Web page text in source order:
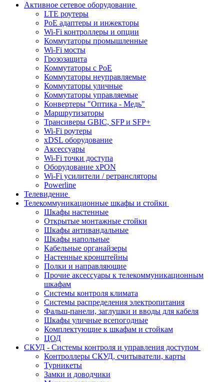
Активное сетевое оборудование
LTE роутеры
PoE адаптеры и инжекторы
Wi-Fi контроллеры и опции
Коммутаторы промышленные
Wi-Fi мосты
Грозозащита
Коммутаторы c PoE
Коммутаторы неуправляемые
Коммутаторы уличные
Коммутаторы управляемые
Конвертеры "Оптика - Медь"
Маршрутизаторы
Трансиверы GBIC, SFP и SFP+
Wi-Fi роутеры
xDSL оборудование
Аксессуары
Wi-Fi точки доступа
Оборудование хPON
Wi-Fi усилители / ретрансляторы
Powerline
Телевидение
Телекоммуникационные шкафы и стойки
Шкафы настенные
Открытые монтажные стойки
Шкафы антивандальные
Шкафы напольные
Кабельные органайзеры
Настенные кронштейны
Полки и направляющие
Прочие аксессуары к телекоммуникационным
шкафам
Системы контроля климата
Системы распределения электропитания
Фальш-панели, заглушки и вводы для кабеля
Шкафы уличные всепогодные
Комплектующие к шкафам и стойкам
ЦОД
СКУД - Системы контроля и управления доступом
Контроллеры СКУД, считыватели, карты
Турникеты
Замки и доводчики